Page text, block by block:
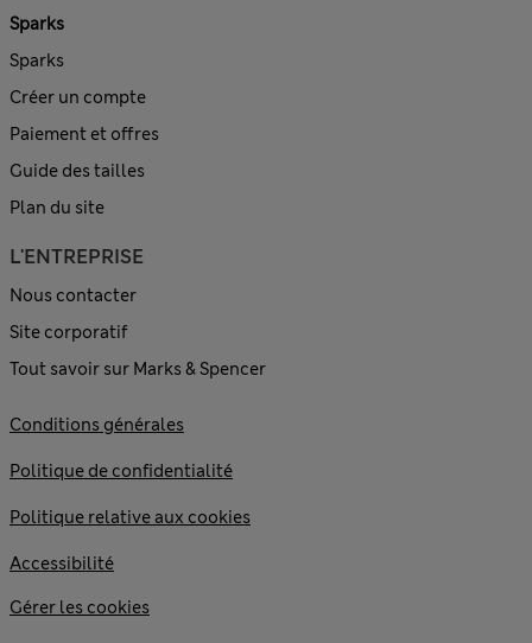
Sparks
Sparks
Créer un compte
Paiement et offres
Guide des tailles
Plan du site
L'ENTREPRISE
Nous contacter
Site corporatif
Tout savoir sur Marks & Spencer
Conditions générales
Politique de confidentialité
Politique relative aux cookies
Accessibilité
Gérer les cookies